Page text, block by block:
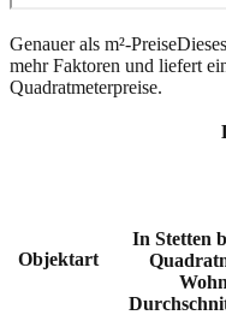
Genauer als m²-Preise
mehr Faktoren und liefert
Quadratmeterpreise.
Objektart
In Stetten